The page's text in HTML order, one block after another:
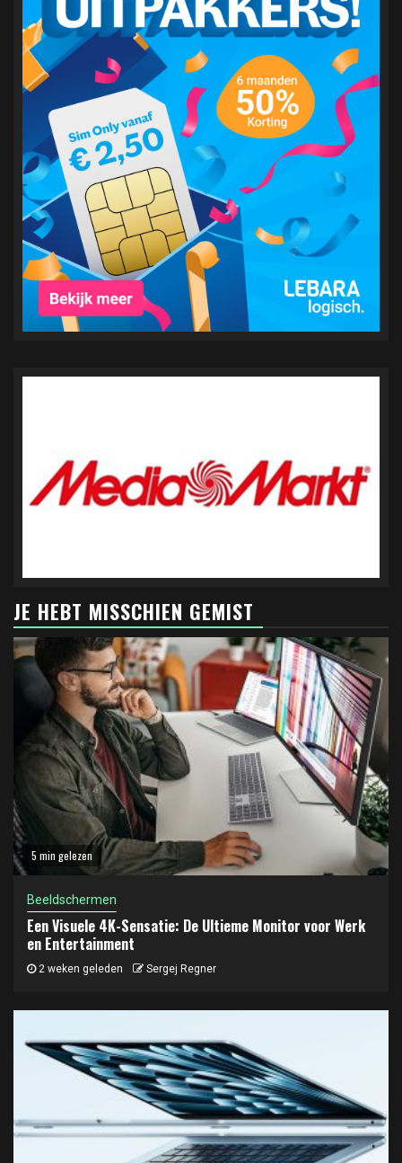
JE HEBT MISSCHIEN GEMIST
5 min gelezen
Beeldschermen
Een Visuele 4K-Sensatie: De Ultieme Monitor voor Werk
en Entertainment
2 weken geleden Sergej Regner